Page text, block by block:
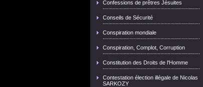
Confessions de prêtres Jésuites
Conseils de Sécurité
Conspiration mondiale
Conspiration, Complot, Corruption
Constitution des Droits de l'Homme
Contestation élection illégale de Nicolas
SARKOZY